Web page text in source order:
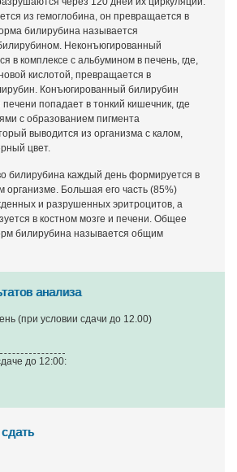
из гемоглобина, он превращается в
билирубина называется
Неконъюгированный
в комплексе с альбумином в печень, где,
кислотой, превращается в
Конъюгированный билирубин
попадает в тонкий кишечник, где
с образованием пигмента
выводится из организма с калом,
цвет.
билирубина каждый день формируется в
организме. Большая его часть (85%)
и разрушенных эритроцитов, а
в костном мозге и печени. Общее
билирубина называется общим
анализа
(при условии сдачи до 12.00)
до 12:00: